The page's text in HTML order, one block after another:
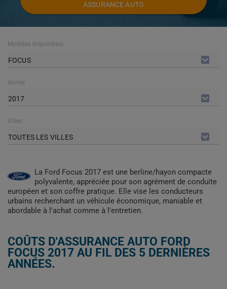
ASSURANCE AUTO
Modèles disponibles
FOCUS
Année
2017
Villes
TOUTES LES VILLES
La Ford Focus 2017 est une berline/hayon compacte
polyvalente, appréciée pour son agrément de conduite
européen et son coffre pratique. Elle vise les conducteurs
urbains recherchant un véhicule économique, maniable et
abordable à l'achat comme à l'entretien.
COÛTS D'ASSURANCE AUTO FORD
FOCUS 2017 AU FIL DES 5 DERNIÈRES
ANNÉES.